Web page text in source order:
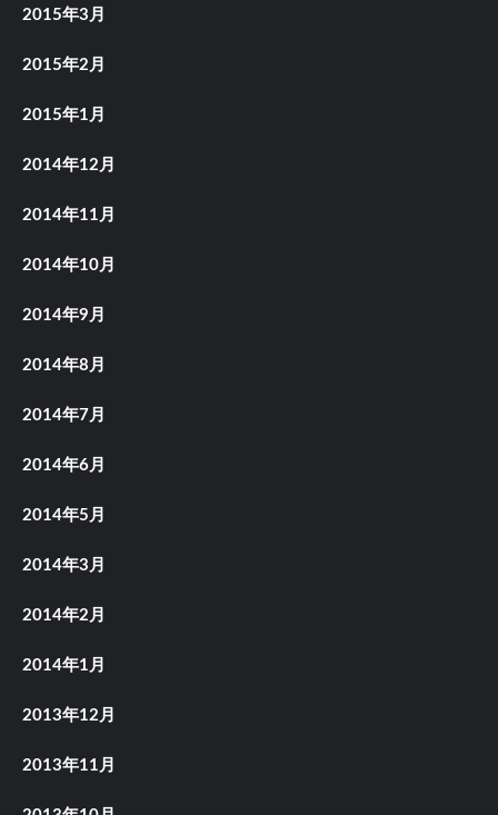
2015年3月
2015年2月
2015年1月
2014年12月
2014年11月
2014年10月
2014年9月
2014年8月
2014年7月
2014年6月
2014年5月
2014年3月
2014年2月
2014年1月
2013年12月
2013年11月